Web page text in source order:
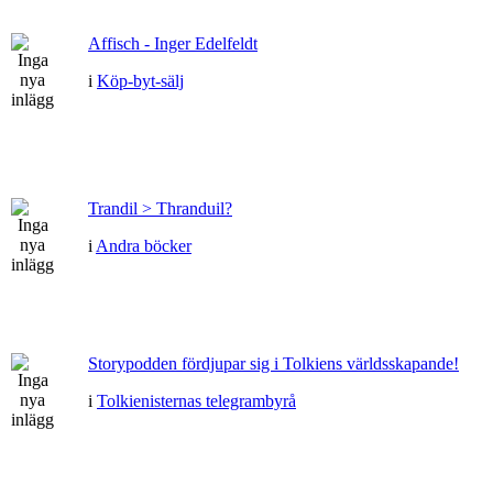
Affisch - Inger Edelfeldt
i Köp-byt-sälj
Trandil > Thranduil?
i Andra böcker
Storypodden fördjupar sig i Tolkiens världsskapande!
i Tolkienisternas telegrambyrå